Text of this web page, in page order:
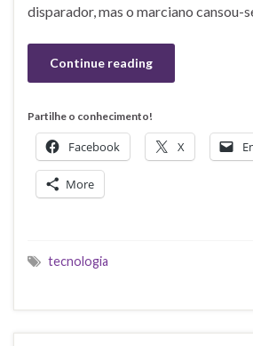
disparador, mas o marciano cansou-
Continue reading
Partilhe o conhecimento!
Facebook X
More
tecnologia